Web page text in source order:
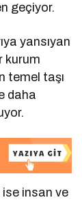
geçiyor.
yansıyan
kurum
temel taşı
daha
ise insan ve